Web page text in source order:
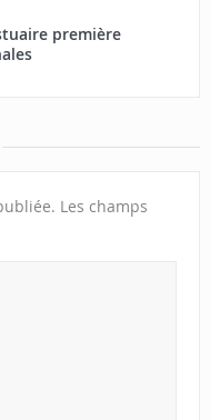
première
Les champs